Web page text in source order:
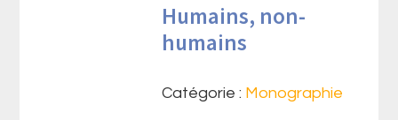
Humains, non-
humains
Catégorie : Monographie